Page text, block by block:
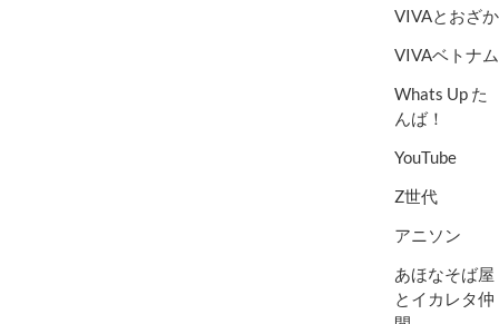
VIVAとおざか
VIVAベトナム
Whats Up た
んば！
YouTube
Z世代
アニソン
あほなそば屋
とイカレタ仲